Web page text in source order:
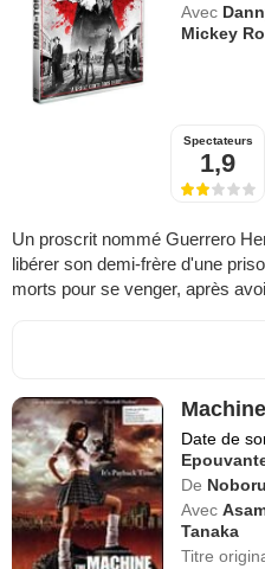
Avec
Mickey
Spectateurs
1,9
Un proscrit nommé Guerrero
libérer son demi-frère d'une
morts pour se venger, après
Date de
De
Avec
Tanaka
Titre